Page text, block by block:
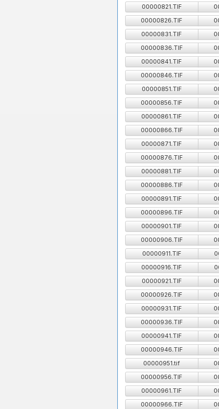
00000821.TIF
00000826.TIF
00000831.TIF
00000836.TIF
00000841.TIF
00000846.TIF
00000851.TIF
00000856.TIF
00000861.TIF
00000866.TIF
00000871.TIF
00000876.TIF
00000881.TIF
00000886.TIF
00000891.TIF
00000896.TIF
00000901.TIF
00000906.TIF
00000911.TIF
00000916.TIF
00000921.TIF
00000926.TIF
00000931.TIF
00000936.TIF
00000941.TIF
00000946.TIF
00000951.tif
00000956.TIF
00000961.TIF
00000966.TIF